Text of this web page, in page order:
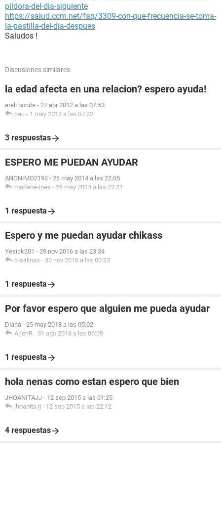
pildora-del-dia-siguiente
https://salud.ccm.net/faq/3309-con-que-frecuencia-se-toma-
la-pastilla-del-dia-despues
Saludos !
Discusiones similares
la edad afecta en una relacion? espero ayuda!
areli bonita - 27 abr 2012 a las 07:53
pau - 1 may 2012 a las 07:22
3 respuestas
ESPERO ME PUEDAN AYUDAR
ANONIMO2193 - 26 may 2014 a las 22:05
marlene-ines - 26 may 2014 a las 22:21
1 respuesta
Espero y me puedan ayudar chikass
Yesick201 - 29 nov 2016 a las 23:34
c-salinas - 30 nov 2016 a las 00:33
1 respuesta
Por favor espero que alguien me pueda ayudar
Diana - 25 may 2018 a las 05:02
ArjenR - 31 ago 2018 a las 06:09
1 respuesta
hola nenas como estan espero que bien
JHOANITAJJ - 12 sep 2015 a las 01:25
jhoanita jj - 12 sep 2015 a las 22:12
4 respuestas